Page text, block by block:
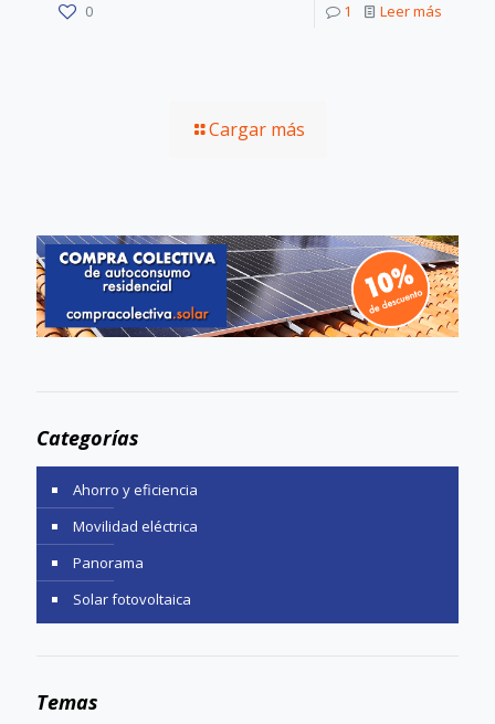
0 1 Leer más
Cargar más
Categorías
Ahorro y eficiencia
Movilidad eléctrica
Panorama
Solar fotovoltaica
Temas